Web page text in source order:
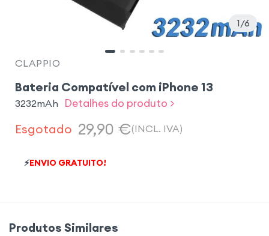
1 6
CLAPPIO
Bateria Compatível com iPhone 13
3232mAh Detalhes do produto >
Esgotado 29,90 €(INCL. IVA)
⚡ENVIO GRATUITO!
Produtos Similares